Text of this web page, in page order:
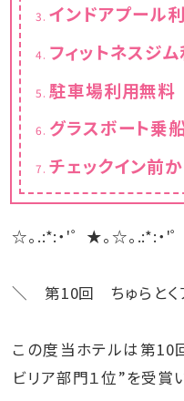
13:00～23:00（最
※酒気帯び又は体
※スパ利用券は、ご
※営業時間など詳し
ル。
用いただけます♪
【3月～6月】9:00～
【10月】9:00～
ございます。
インドアプール
楽しめます。
■営業時間
フィットネスジ
駐車場利用無料
グラスボート乗
チェックイン前
フロントに荷物を
やビーチで遊ぼう♪
☆。.:*:・'゜★。☆。.:*:・'
＼ 第10回 ちゅらとく
この度当ホテルは第10
ビリア部門１位”を受賞